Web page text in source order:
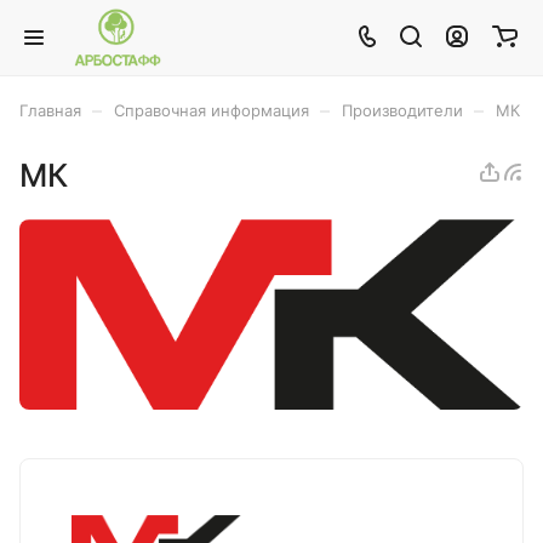
Главная Справочная информация Производители МК
МК